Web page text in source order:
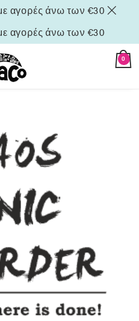
αγορές άνω των €30
αγορές άνω των €30
0